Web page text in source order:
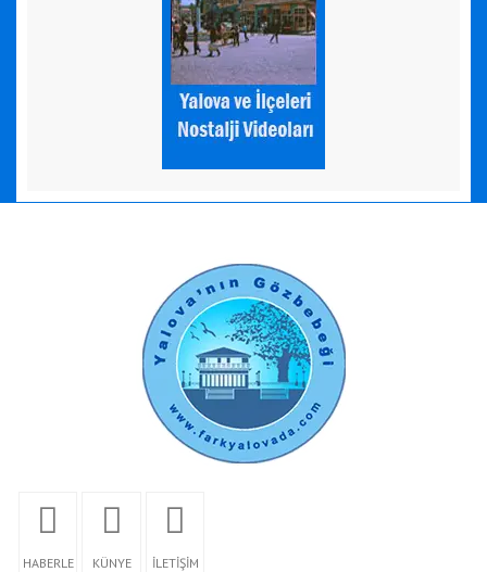
HABERLE KÜNYE İLETİŞİM